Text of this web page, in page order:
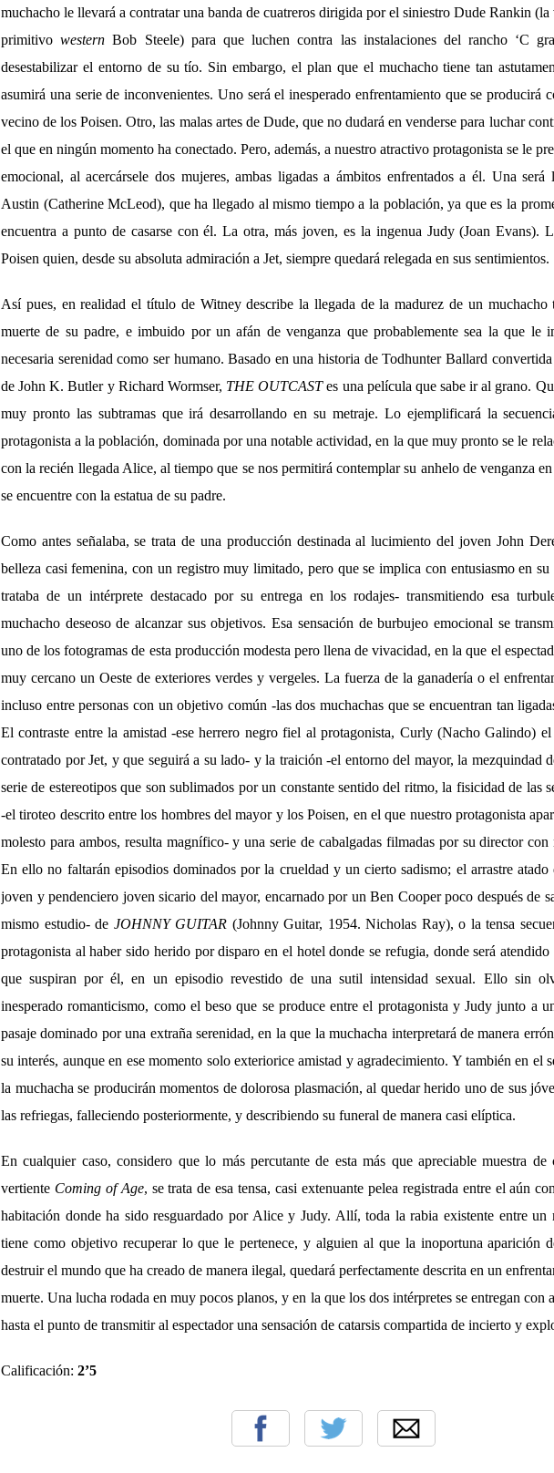
muchacho le llevará a contratar una banda de cuatreros dirigida por el siniestro Dude Rankin (la
primitivowestern Bob Steele) para que luchen contra las instalaciones del rancho ‘C
desestabilizar el entorno de su tío. Sin embargo, el plan que el muchacho tiene tan
asumirá una serie de inconvenientes. Uno será el inesperado enfrentamiento que se producirá
vecino de los Poisen. Otro, las malas artes de Dude, que no dudará en venderse para luchar
el que en ningún momento ha conectado. Pero, además, a nuestro atractivo protagonista se le
emocional, al acercársele dos mujeres, ambas ligadas a ámbitos enfrentados a él. Una
Austin (Catherine McLeod), que ha llegado al mismo tiempo a la población, ya que es la
encuentra a punto de casarse con él. La otra, más joven, es la ingenua Judy (Joan Evans).
Poisen quien, desde su absoluta admiración a Jet, siempre quedará relegada en sus sentimientos.
Así pues, en realidad el título de Witney describe la llegada de la madurez de un muchacho
muerte de su padre, e imbuido por un afán de venganza que probablemente sea la que le
necesaria serenidad como ser humano. Basado en una historia de Todhunter Ballard
de John K. Butler y Richard Wormser, THE OUTCASTes una película que sabe ir al grano.
muy pronto las subtramas que irá desarrollando en su metraje. Lo ejemplificará la
protagonista a la población, dominada por una notable actividad, en la que muy pronto se le
con la recién llegada Alice, al tiempo que se nos permitirá contemplar su anhelo de venganza
se encuentre con la estatua de su padre.
Como antes señalaba, se trata de una producción destinada al lucimiento del joven John
belleza casi femenina, con un registro muy limitado, pero que se implica con entusiasmo en su
trataba de un intérprete destacado por su entrega en los rodajes- transmitiendo esa
muchacho deseoso de alcanzar sus objetivos. Esa sensación de burbujeo emocional se
uno de los fotogramas de esta producción modesta pero llena de vivacidad, en la que el
muy cercano un Oeste de exteriores verdes y vergeles. La fuerza de la ganadería o el
incluso entre personas con un objetivo común -las dos muchachas que se encuentran tan
El contraste entre la amistad -ese herrero negro fiel al protagonista, Curly (Nacho Galindo)
contratado por Jet, y que seguirá a su lado- y la traición -el entorno del mayor, la mezquindad
serie de estereotipos que son sublimados por un constante sentido del ritmo, la fisicidad de las
-el tiroteo descrito entre los hombres del mayor y los Poisen, en el que nuestro protagonista
molesto para ambos, resulta magnífico- y una serie de cabalgadas filmadas por su director con
En ello no faltarán episodios dominados por la crueldad y un cierto sadismo; el arrastre atado
joven y pendenciero joven sicario del mayor, encarnado por un Ben Cooper poco después de
mismo estudio- de JOHNNY GUITAR (Johnny Guitar, 1954. Nicholas Ray), o la tensa
protagonista al haber sido herido por disparo en el hotel donde se refugia, donde será
que suspiran por él, en un episodio revestido de una sutil intensidad sexual. Ello sin
inesperado romanticismo, como el beso que se produce entre el protagonista y Judy junto a
pasaje dominado por una extraña serenidad, en la que la muchacha interpretará de manera
su interés, aunque en ese momento solo exteriorice amistad y agradecimiento. Y también en el
la muchacha se producirán momentos de dolorosa plasmación, al quedar herido uno de sus
las refriegas, falleciendo posteriormente, y describiendo su funeral de manera casi elíptica.
En cualquier caso, considero que lo más percutante de esta más que apreciable muestra
vertiente Coming of Age, se trata de esa tensa, casi extenuante pelea registrada entre el aún
habitación donde ha sido resguardado por Alice y Judy. Allí, toda la rabia existente entre un
tiene como objetivo recuperar lo que le pertenece, y alguien al que la inoportuna aparición
destruir el mundo que ha creado de manera ilegal, quedará perfectamente descrita en un
muerte. Una lucha rodada en muy pocos planos, y en la que los dos intérpretes se entregan con
hasta el punto de transmitir al espectador una sensación de catarsis compartida de incierto y
Calificación: 2’5